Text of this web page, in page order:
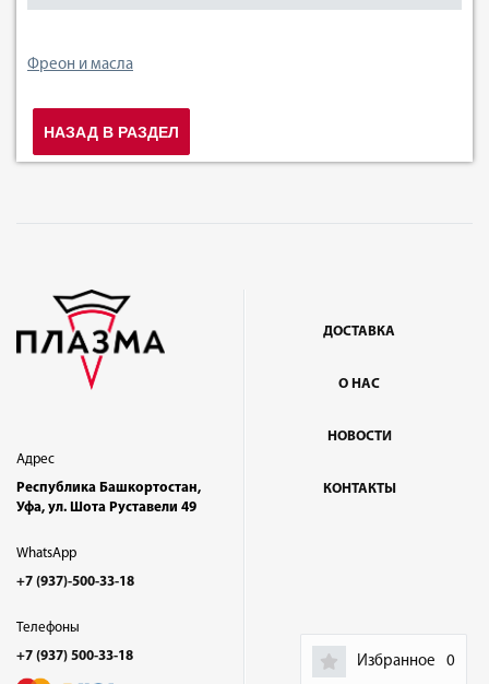
Избранное 0
Фреон и масла
НАЗАД В РАЗДЕЛ
Адрес
Республика Башкортостан,
Уфа, ул. Шота Руставели 49
WhatsApp
+7 (937)-500-33-18
Телефоны
+7 (937) 500-33-18
ДОСТАВКА
О НАС
НОВОСТИ
КОНТАКТЫ